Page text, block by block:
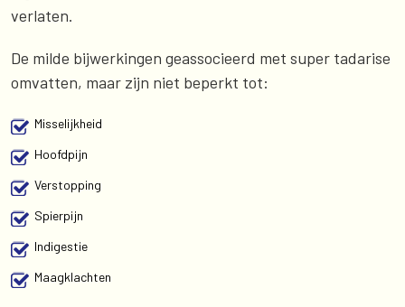
verlaten.
De milde bijwerkingen geassocieerd met super tadarise
omvatten, maar zijn niet beperkt tot:
Misselijkheid
Hoofdpijn
Verstopping
Spierpijn
Indigestie
Maagklachten